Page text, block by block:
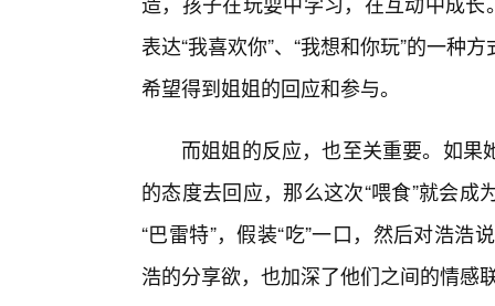
表达“我喜欢你”、“我想和你玩”的一种
希望得到姐姐的回应和参与。
而姐姐的反应，也至关重要。如
的态度去回应，那么这次“喂食”就会
“巴雷特”，假装“吃”一口，然后对浩浩
浩的分享欲，也加深了他们之间的情感